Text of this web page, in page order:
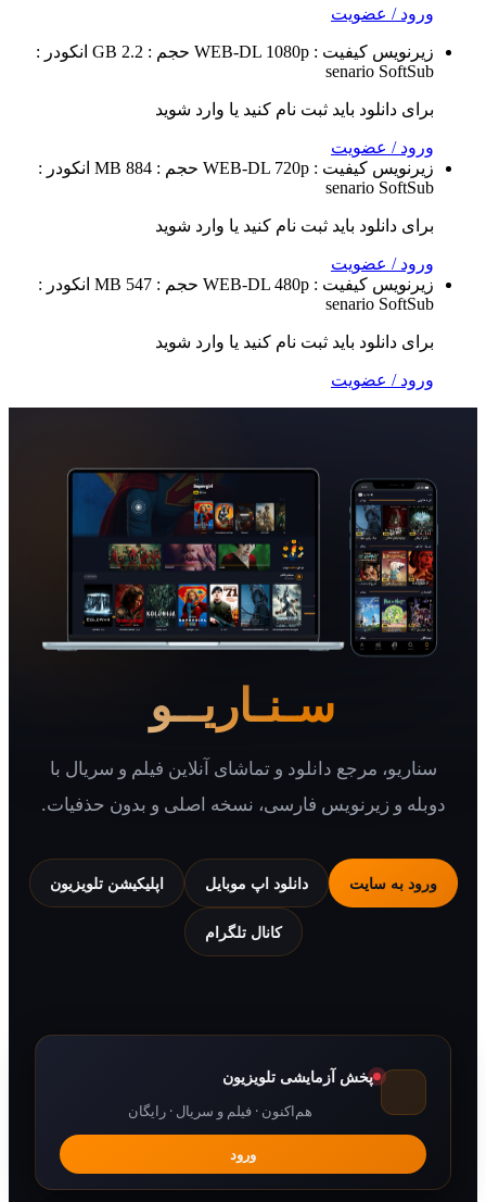
/ عضویت
کیفیت : WEB-DL 1080p حجم : 2.2 GB
انکودر :
senario
دانلود باید ثبت نام کنید یا وارد شوید
/ عضویت
کیفیت : WEB-DL 720p حجم : 884 MB
انکودر :
senario
دانلود باید ثبت نام کنید یا وارد شوید
/ عضویت
کیفیت : WEB-DL 480p حجم : 547 MB
انکودر :
senario
دانلود باید ثبت نام کنید یا وارد شوید
/ عضویت
سـنـاریــو
مرجع دانلود و تماشای آنلاین فیلم و سریال با
و زیرنویس فارسی، نسخه اصلی و بدون حذفیات.
به سایت دانلود اپ موبایل اپلیکیشن تلویزیون
کانال تلگرام
پخش آزمایشی تلویزیون
هم‌اکنون · فیلم و سریال · رایگان